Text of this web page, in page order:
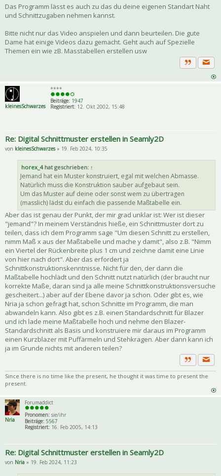
Das Programm lässt es auch zu das du deine eigenen Standart Naht
und Schnittzugaben nehmen kannst.
Bitte nicht nur das Video anspielen und dann beurteilen. Die gute
Dame hat einige Videos dazu gemacht. Geht auch auf Spezielle
Themen ein wie zB. Masstabellen erstellen usw
Zitat
kleinesSchwarzes
****
Beiträge: 1947
Registriert: 12. Okt 2002, 15:48
Re: Digital Schnittmuster erstellen in Seamly2D
von kleinesSchwarzes» 19. Feb 2024, 10:35
horex_4hat geschrieben: ↑
Jemand hat ein Muster konstruiert, egal mit welchen Abmasse.
Natürlich muss die Konstruktion sauber aufgebaut sein.
Um das Muster auf deine oder sonst wem zu übertragen
(masslich) lädst du einfach die passende Maßtabelle ein.
Aber das ist genau der Punkt, der mir grad unklar ist: Wer ist dieser
"jemand"? In meinem Verständnis hieße, ein Schnittmuster dort zu
teilen, dass ich dem Programm sage "Um diesen Schnitt zu erstellen,
nimm Maß x aus der Maßtabelle und mache y damit", also z.B. "Nimm
ein Viertel der Rückenbreite plus 1 cm und zeichne damit eine Linie
von hier nach dort". Aber das erfordert ja
Schnittkonstruktionskenntnisse. Nicht für den, der dann die
Maßtabelle hochlädt und den Schnitt nutzt natürlich (der braucht nur
korrekte Maße, daran sind ja alle meine Schnittkonstruktionsversuche
gescheitert...) aber auf der Ebene davor ja schon. Oder gibt es, wie
Nria ja schon gefragt hat, schon Schnitte im Programm, die man
abwandeln kann. Also gibt es z.B. einen Standardschnitt für Blazer
und ich lade meine Maßtabelle hoch und nehme den Blazer-
Standardschnitt als Basis und konstruiere mir daraus im Programm
einen Kurzblazer mit Puffärmeln und Stehkragen. Aber dann kann ich
ja im Grunde nichts mit anderen teilen?
Zitat
Since there is no time like the present, he thought it was time to present the
present.
Nria
Forumaddict
Pronomen: sie/ihr
Beiträge: 5567
Registriert: 16. Feb 2005, 14:13
Re: Digital Schnittmuster erstellen in Seamly2D
von Nria » 19. Feb 2024, 11:23